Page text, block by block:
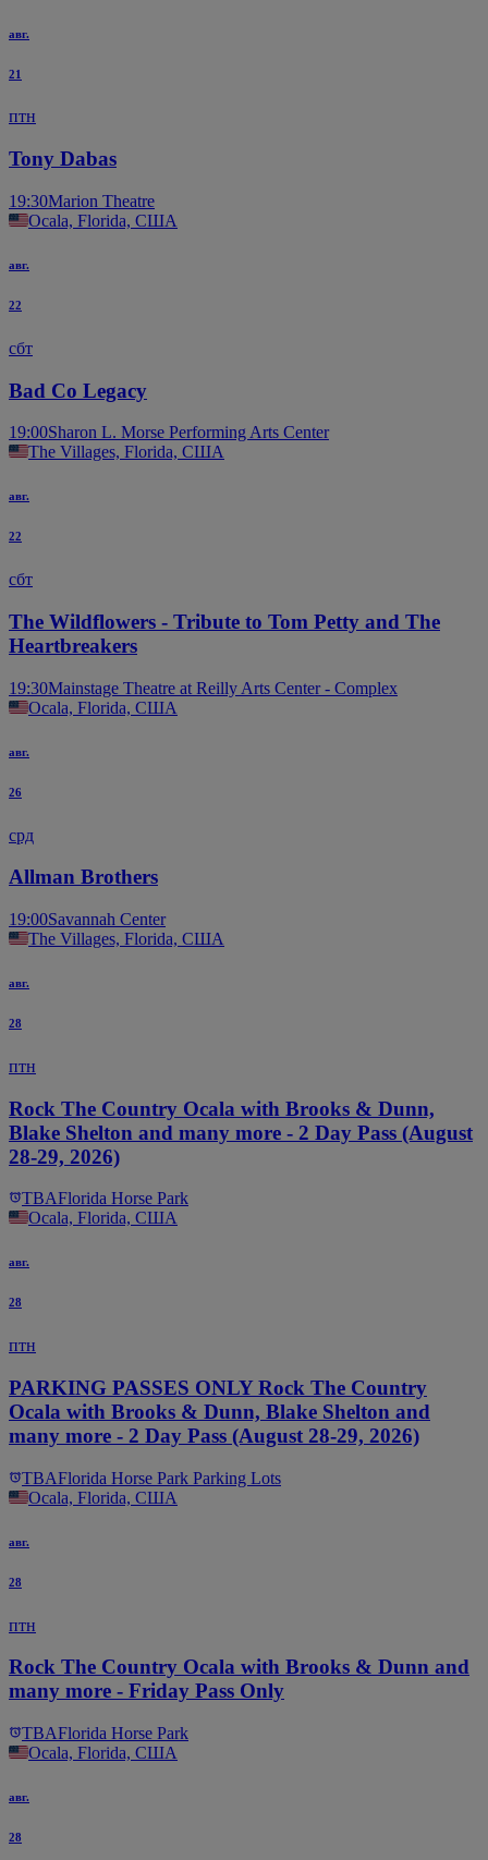
авг.
21
птн
Tony Dabas
19:30Marion Theatre
Ocala, Florida, США
авг.
22
сбт
Bad Co Legacy
19:00Sharon L. Morse Performing Arts Center
The Villages, Florida, США
авг.
22
сбт
The Wildflowers - Tribute to Tom Petty and The
Heartbreakers
19:30Mainstage Theatre at Reilly Arts Center - Complex
Ocala, Florida, США
авг.
26
срд
Allman Brothers
19:00Savannah Center
The Villages, Florida, США
авг.
28
птн
Rock The Country Ocala with Brooks & Dunn,
Blake Shelton and many more - 2 Day Pass (August
28-29, 2026)
TBAFlorida Horse Park
Ocala, Florida, США
авг.
28
птн
PARKING PASSES ONLY Rock The Country
Ocala with Brooks & Dunn, Blake Shelton and
many more - 2 Day Pass (August 28-29, 2026)
TBAFlorida Horse Park Parking Lots
Ocala, Florida, США
авг.
28
птн
Rock The Country Ocala with Brooks & Dunn and
many more - Friday Pass Only
TBAFlorida Horse Park
Ocala, Florida, США
авг.
28